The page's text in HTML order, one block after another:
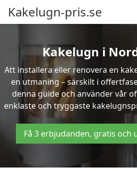
Kakelugn-pris.se
Kakelugn i
Att installera eller renovera en
en utmaning – särskilt i
denna guide och använder vår
enklaste och tryggaste
Få 3 erbjudanden, gratis